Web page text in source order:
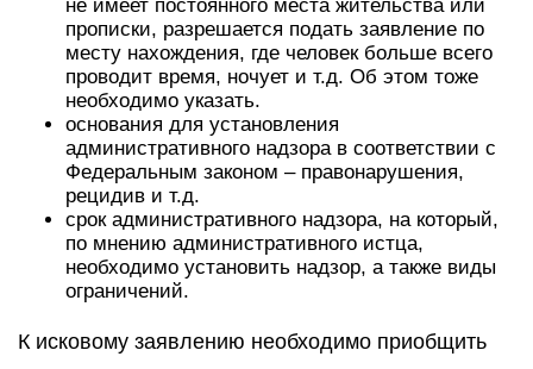
не имеет постоянного места жительства или
прописки, разрешается подать заявление по
месту нахождения, где человек больше всего
проводит время, ночует и т.д. Об этом тоже
необходимо указать.
основания для установления
административного надзора в соответствии с
Федеральным законом – правонарушения,
рецидив и т.д.
срок административного надзора, на который,
по мнению административного истца,
необходимо установить надзор, а также виды
ограничений.
К исковому заявлению необходимо приобщить